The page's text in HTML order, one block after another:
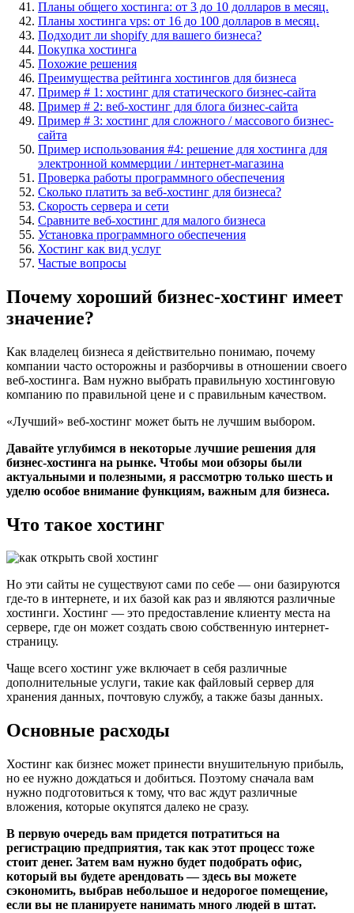
Планы общего хостинга: от 3 до 10 долларов в месяц.
Планы хостинга vps: от 16 до 100 долларов в месяц.
Подходит ли shopify для вашего бизнеса?
Покупка хостинга
Похожие решения
Преимущества рейтинга хостингов для бизнеса
Пример # 1: хостинг для статического бизнес-сайта
Пример # 2: веб-хостинг для блога бизнес-сайта
Пример # 3: хостинг для сложного / массового бизнес-
сайта
Пример использования #4: решение для хостинга для
электронной коммерции / интернет-магазина
Проверка работы программного обеспечения
Сколько платить за веб-хостинг для бизнеса?
Скорость сервера и сети
Сравните веб-хостинг для малого бизнеса
Установка программного обеспечения
Хостинг как вид услуг
Частые вопросы
Почему хороший бизнес-хостинг имеет
значение?
Как владелец бизнеса я действительно понимаю, почему
компании часто осторожны и разборчивы в отношении своего
веб-хостинга. Вам нужно выбрать правильную хостинговую
компанию по правильной цене и с правильным качеством.
«Лучший» веб-хостинг может быть не лучшим выбором.
Давайте углубимся в некоторые лучшие решения для
бизнес-хостинга на рынке. Чтобы мои обзоры были
актуальными и полезными, я рассмотрю только шесть и
уделю особое внимание функциям, важным для бизнеса.
Что такое хостинг
Но эти сайты не существуют сами по себе — они базируются
где-то в интернете, и их базой как раз и являются различные
хостинги. Хостинг — это предоставление клиенту места на
сервере, где он может создать свою собственную интернет-
страницу.
Чаще всего хостинг уже включает в себя различные
дополнительные услуги, такие как файловый сервер для
хранения данных, почтовую службу, а также базы данных.
Основные расходы
Хостинг как бизнес может принести внушительную прибыль,
но ее нужно дождаться и добиться. Поэтому сначала вам
нужно подготовиться к тому, что вас ждут различные
вложения, которые окупятся далеко не сразу.
В первую очередь вам придется потратиться на
регистрацию предприятия, так как этот процесс тоже
стоит денег. Затем вам нужно будет подобрать офис,
который вы будете арендовать — здесь вы можете
сэкономить, выбрав небольшое и недорогое помещение,
если вы не планируете нанимать много людей в штат.